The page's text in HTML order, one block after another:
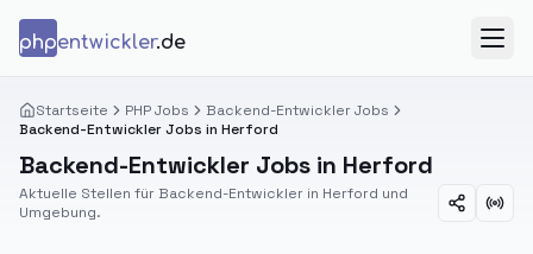
phpentwickler.de
Startseite PHP Jobs
Backend-Entwickler Jobs
Backend-Entwickler Jobs in Herford
Backend-Entwickler Jobs in Herford
Aktuelle Stellen für Backend-Entwickler in Herford und
Umgebung.